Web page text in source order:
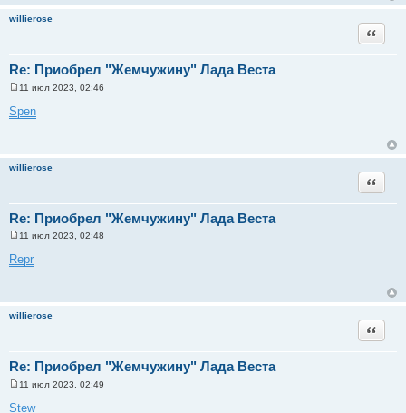
и
willierose
Re: Приобрел "Жемчужину" Лада Веста
Цитата
о
н
и
11 июл 2023, 02:46
Spen
willierose
Re: Приобрел "Жемчужину" Лада Веста
Цитата
о
и
11 июл 2023, 02:48
Repr
willierose
Re: Приобрел "Жемчужину" Лада Веста
Цитата
о
11 июл 2023, 02:49
Stew